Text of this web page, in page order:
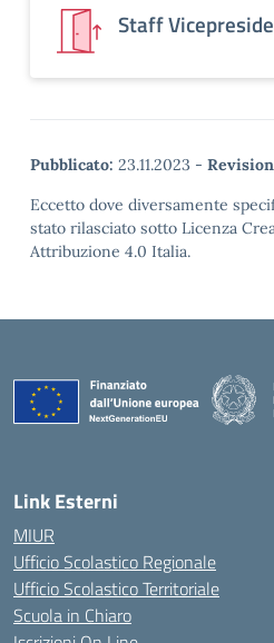
Staff
Pubblicato: 23.11.2023 -
Eccetto dove diversamente
stato rilasciato sotto Licenza
Attribuzione 4.0 Italia.
Link Esterni
MIUR
Ufficio Scolastico Regionale
Ufficio Scolastico Territoriale
Scuola in Chiaro